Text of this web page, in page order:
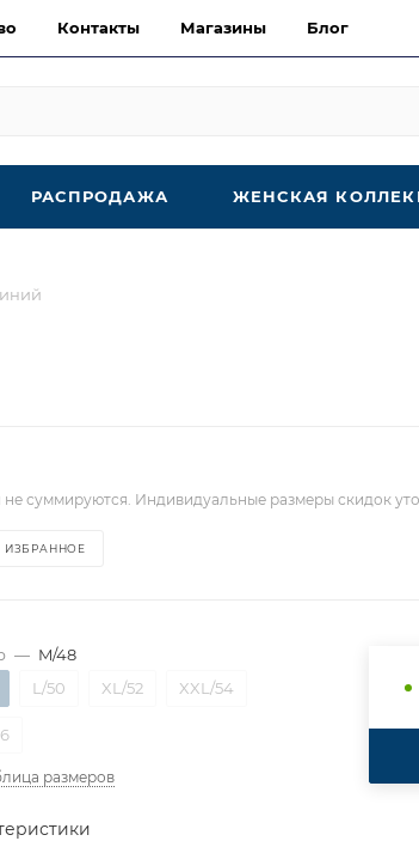
Контакты Магазины Блог
РАСПРОДАЖА ЖЕНСКАЯ
ИЗБРАННОЕ
— M/48
L/50 XL/52 XXL/54
размеров
не суммируются. Индивидуальные размеры скидок